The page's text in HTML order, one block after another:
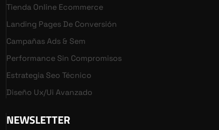
Tienda Online Ecommerce
Landing Pages De Conversión
Campañas Ads & Sem
Performance Sin Compromisos
Estrategia Seo Técnico
Diseño Ux/ui Avanzado
NEWSLETTER